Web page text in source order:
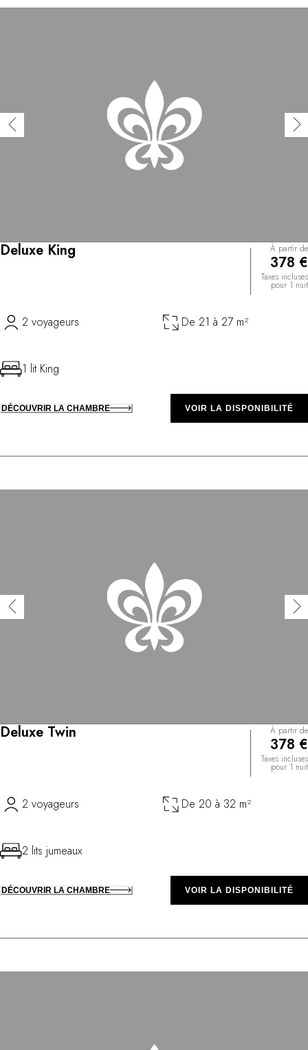
Deluxe King À partir de
378 €
Taxes incluses
pour 1 nuit
2 voyageurs De 21 à 27 m²
1 lit King
DÉCOUVRIR LA CHAMBRE VOIR LA DISPONIBILITÉ
Deluxe Twin À partir de
378 €
Taxes incluses
pour 1 nuit
2 voyageurs De 20 à 32 m²
2 lits jumeaux
DÉCOUVRIR LA CHAMBRE VOIR LA DISPONIBILITÉ